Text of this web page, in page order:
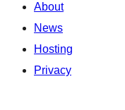
About
News
Hosting
Privacy